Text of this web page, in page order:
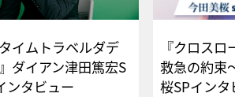
タイムトラベルダデ
ダイアン津田篤宏S
ンタビュー
『クロス
救急の約束
桜SPイ